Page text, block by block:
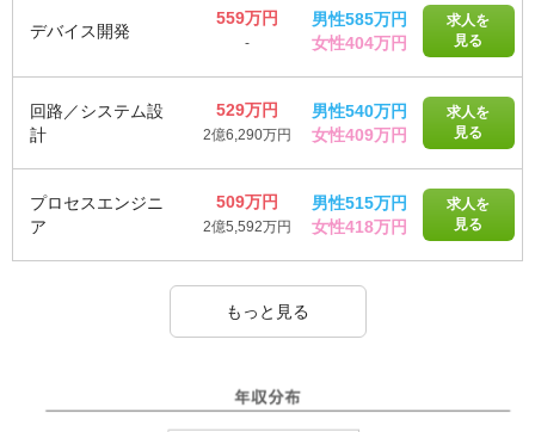
デバイス開発
559万円
-
男性585万円
女性404万円
求人を
見る
回路／システム設
計
529万円
2億6,290万円
男性540万円
女性409万円
求人を
見る
プロセスエンジニ
ア
509万円
2億5,592万円
男性515万円
女性418万円
求人を
見る
もっと見る